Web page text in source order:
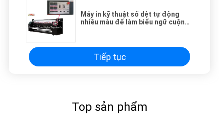
Máy in kỹ thuật số dệt tự động
nhiều màu để làm biểu ngữ cuộn
Tiếp tục
Top sản phẩm